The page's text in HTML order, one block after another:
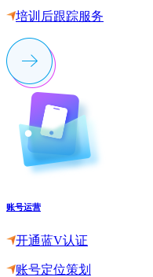
培训后跟踪服务
账号运营
开通蓝V认证
账号定位策划